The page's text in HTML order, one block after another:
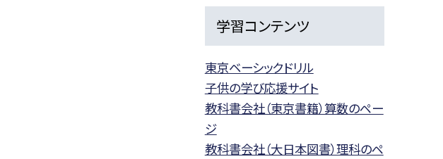
学習コンテンツ
東京ベーシックドリル
子供の学び応援サイト
教科書会社（東京書籍）算数のペー
ジ
教科書会社（大日本図書）理科のペ